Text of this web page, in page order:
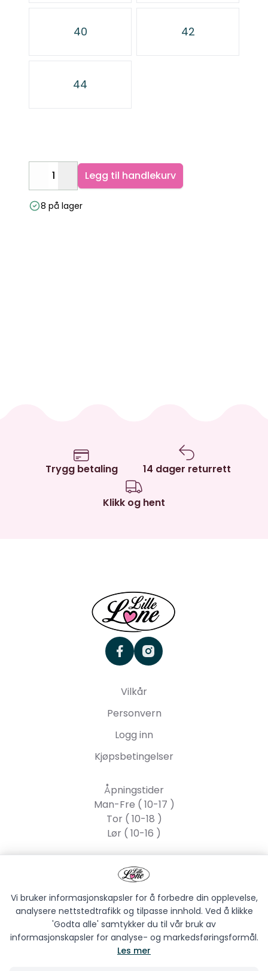
40 42
44
DecreaseIncrease
Legg til handlekurv
8 på lager
Trygg betaling 14 dager returrett
Klikk og hent
facebookinstagram
Vilkår
Personvern
Logg inn
Kjøpsbetingelser
Åpningstider
Man-Fre ( 10-17 )
Tor ( 10-18 )
Lør ( 10-16 )
Strandgata 55, 2317
Hamar
Vi bruker informasjonskapsler for å forbedre din opplevelse,
analysere nettstedtrafikk og tilpasse innhold. Ved å klikke
'Godta alle' samtykker du til vår bruk av
informasjonskapsler for analyse- og markedsføringsformål.
Les mer